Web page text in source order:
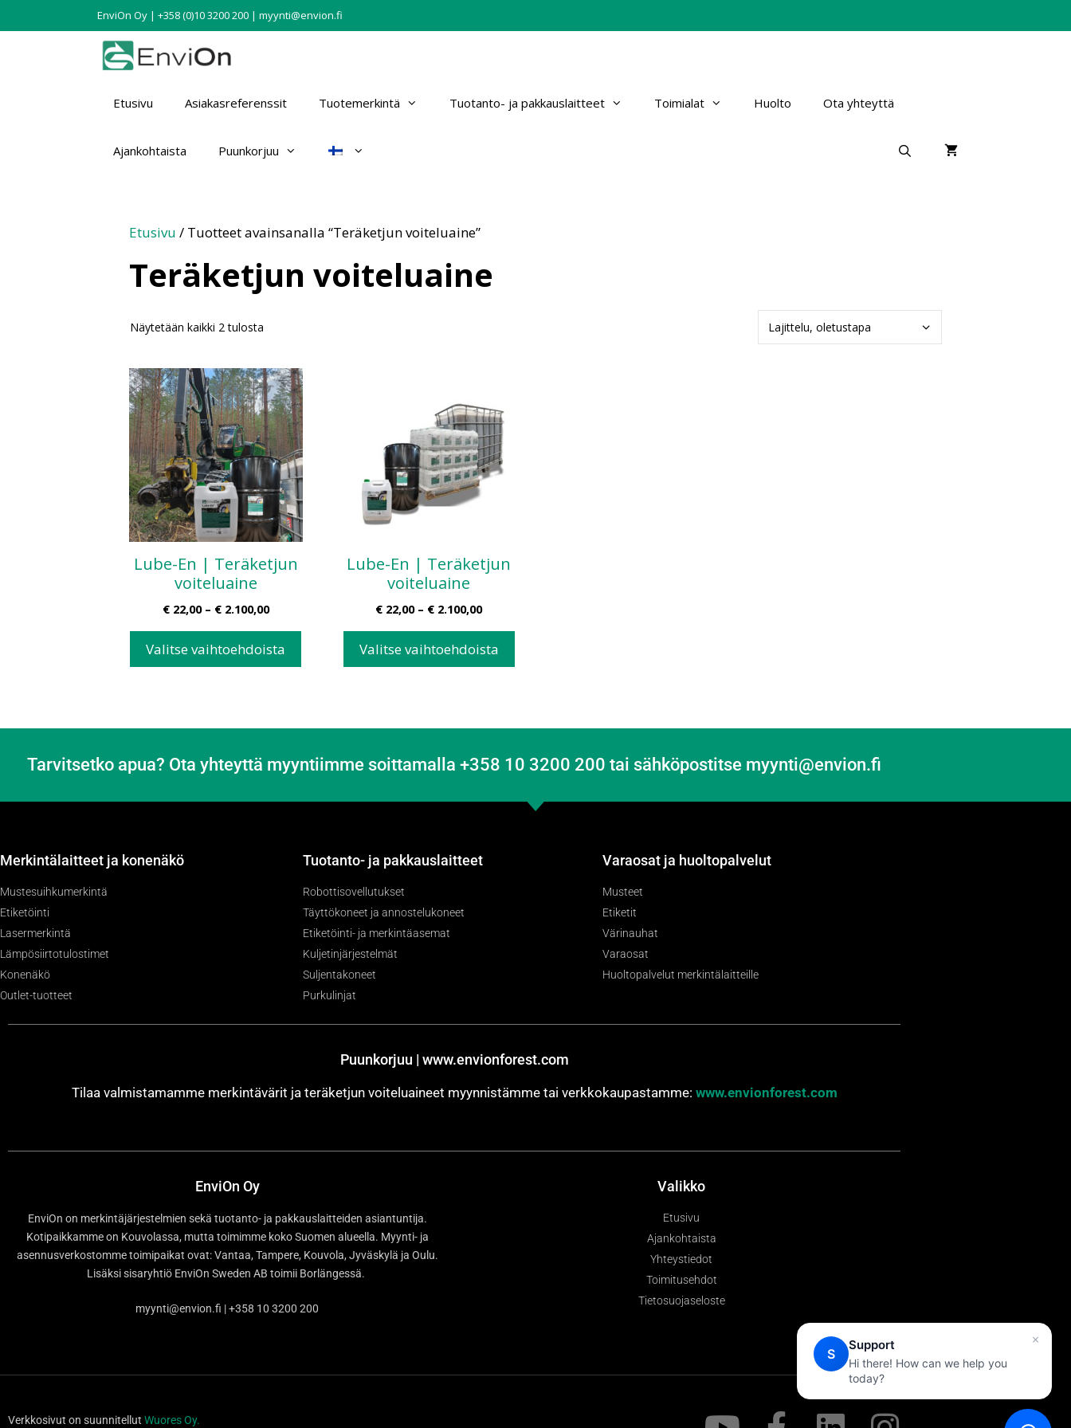
EnviOn Oy | +358 (0)10 3200 200 | myynti@envion.fi
Etusivu Asiakasreferenssit Tuotemerkintä Tuotanto- ja pakkauslaitteet Toimialat Huolto Ota yhteyttä
Ajankohtaista Puunkorjuu
Etusivu / Tuotteet avainsanalla “Teräketjun voiteluaine”
Teräketjun voiteluaine
Näytetään kaikki 2 tulosta
Lube-En | Teräketjun
voiteluaine
€22,00 – €2.100,00
Valitse vaihtoehdoista
Lube-En | Teräketjun
voiteluaine
€ 22,00 – € 2.100,00
Valitse vaihtoehdoista
Tarvitsetko apua? Ota yhteyttä myyntiimme soittamalla +358 10 3200 200 tai sähköpostitse myynti@envion.fi
Merkintälaitteet ja konenäkö
Mustesuihkumerkintä
Etiketöinti
Lasermerkintä
Lämpösiirtotulostimet
Konenäkö
Outlet-tuotteet
Tuotanto- ja pakkauslaitteet
Robottisovellutukset
Täyttökoneet ja annostelukoneet
Etiketöinti- ja merkintäasemat
Kuljetinjärjestelmät
Suljentakoneet
Purkulinjat
Varaosat ja huoltopalvelut
Musteet
Etiketit
Värinauhat
Varaosat
Huoltopalvelut merkintälaitteille
Puunkorjuu | www.envionforest.com
Tilaa valmistamamme merkintävärit ja teräketjun voiteluaineet myynnistämme tai verkkokaupastamme: www.envionforest.com
EnviOn Oy
EnviOn on merkintäjärjestelmien sekä tuotanto- ja pakkauslaitteiden asiantuntija.
Kotipaikkamme on Kouvolassa, mutta toimimme koko Suomen alueella. Myynti- ja
asennusverkostomme toimipaikat ovat: Vantaa, Tampere, Kouvola, Jyväskylä ja Oulu.
Lisäksi sisaryhtiö EnviOn Sweden AB toimii Borlängessä.
myynti@envion.fi | +358 10 3200 200
Valikko
Etusivu
Ajankohtaista
Yhteystiedot
Toimitusehdot
Tietosuojaseloste
Verkkosivut on suunnitellut Wuores Oy.
×
S
Support
Hi there! How can we help you
today?